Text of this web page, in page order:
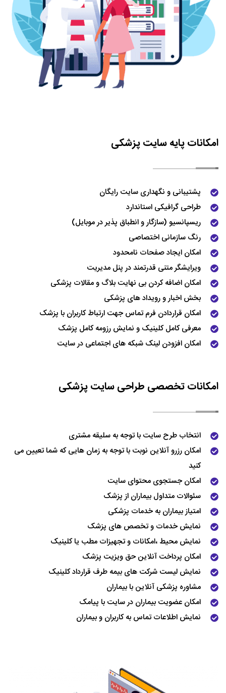
امکانات پایه سایت پزشکی
پشتیبانی و نگهداری سایت رایگان
طراحی گرافیکی استاندارد
ریسپانسیو (سازگار و انطباق پذیر در موبایل)
رنگ سازمانی اختصاصی
امکان ایجاد صفحات نامحدود
ویرایشگر متنی قدرتمند در پنل مدیریت
امکان اضافه کردن بی نهایت بلاگ و مقالات پزشکی
بخش اخبار و رویداد های پزشکی
امکان قراردادن فرم تماس جهت ارتباط کاربران با پزشک
معرفی کاملکلینیک و نمایش رزومه کامل پزشک
امکان افزودن لینک شبکه های اجتماعی در سایت
امکانات تخصصی طراحی سایت پزشکی
انتخاب طرح سایت با توجه به سلیقه مشتری
امکان رزرو آنلاین نوبت با توجه به زمان هایی که شما تعیین می
کنید
امکان جستجوی محتوای سایت
سئوالات متداول بیماران از پزشک
امتیاز بیماران به خدمات پزشکی
نمایش خدمات و تخصص های پزشک
نمایش محیط ،امکانات و تجهیزات مطب یا کلینیک
امکان پرداخت آنلاین حق ویزیت پزشک
نمایش لیست شرکت های بیمه طرف قرارداد کلینیک
مشاوره پزشکی آنلاین با بیماران
امکان عضویت بیماران در سایت با پیامک
نمایش اطلاعات تماس به کاربران و بیماران